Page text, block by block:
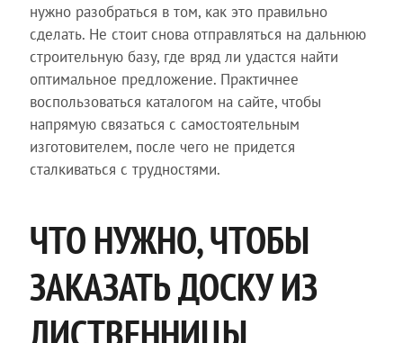
нужно разобраться в том, как это правильно
сделать. Не стоит снова отправляться на дальнюю
строительную базу, где вряд ли удастся найти
оптимальное предложение. Практичнее
воспользоваться каталогом на сайте, чтобы
напрямую связаться с самостоятельным
изготовителем, после чего не придется
сталкиваться с трудностями.
ЧТО НУЖНО, ЧТОБЫ
ЗАКАЗАТЬ ДОСКУ ИЗ